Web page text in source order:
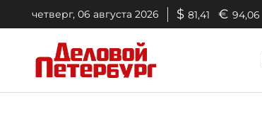
четверг, 06 августа 2026 $ 81,41 € 94,06